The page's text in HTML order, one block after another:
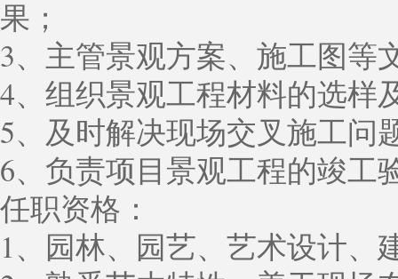
果；
3、主管景观方案、施工图等
4、组织景观工程材料的选样
5、及时解决现场交叉施工问
6、负责项目景观工程的竣工
任职资格：
1、园林、园艺、艺术设计、